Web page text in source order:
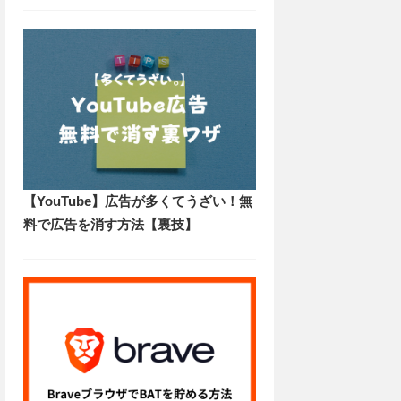
【YouTube】広告が多くてうざい！無
料で広告を消す方法【裏技】